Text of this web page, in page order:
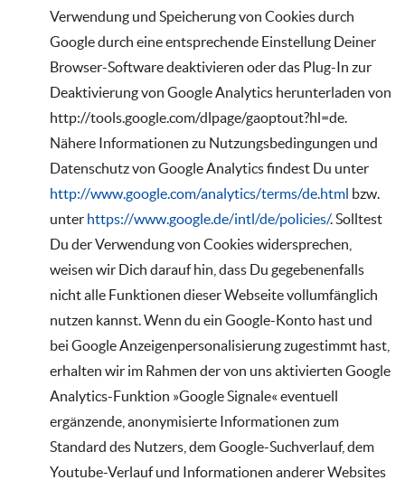
Verwendung und Speicherung von Cookies durch
Google durch eine entsprechende Einstellung Deiner
Browser-Software deaktivieren oder das Plug-In zur
Deaktivierung von Google Analytics herunterladen von
http://tools.google.com/dlpage/gaoptout?hl=de.
Nähere Informationen zu Nutzungsbedingungen und
Datenschutz von Google Analytics findest Du unter
http://www.google.com/analytics/terms/de.html bzw.
unter https://www.google.de/intl/de/policies/. Solltest
Du der Verwendung von Cookies widersprechen,
weisen wir Dich darauf hin, dass Du gegebenenfalls
nicht alle Funktionen dieser Webseite vollumfänglich
nutzen kannst. Wenn du ein Google-Konto hast und
bei Google Anzeigenpersonalisierung zugestimmt hast,
erhalten wir im Rahmen der von uns aktivierten Google
Analytics-Funktion »Google Signale« eventuell
ergänzende, anonymisierte Informationen zum
Standard des Nutzers, dem Google-Suchverlauf, dem
Youtube-Verlauf und Informationen anderer Websites